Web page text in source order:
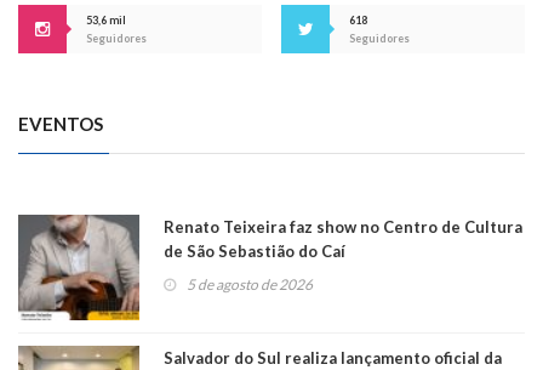
53,6 mil
Seguidores
618
Seguidores
EVENTOS
Renato Teixeira faz show no Centro de Cultura
de São Sebastião do Caí
5 de agosto de 2026
Salvador do Sul realiza lançamento oficial da